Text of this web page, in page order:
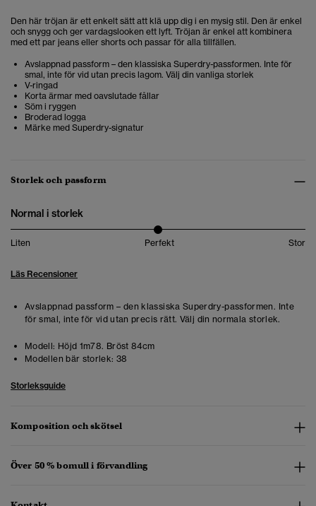
Den här tröjan är ett enkelt sätt att klä upp dig i en mysig stil. Den är enkel
och snygg och ger vardagslooken ett lyft. Tröjan är enkel att kombinera
med ett par jeans eller shorts och passar för alla tillfällen.
Avslappnad passform – den klassiska Superdry-passformen. Inte för
smal, inte för vid utan precis lagom. Välj din vanliga storlek
V-ringad
Korta ärmar med oavslutade fållar
Söm i ryggen
Broderad logga
Märke med Superdry-signatur
Storlek och passform
Normal i storlek
Liten Perfekt Stor
Läs Recensioner
Avslappnad passform – den klassiska Superdry-passformen. Inte
för smal, inte för vid utan precis rätt. Välj din normala storlek.
Modell: Höjd 1m78. Bröst 84cm
Modellen bär storlek: 38
Storleksguide
Komposition och skötsel
Över 50 % bomull i förvandling